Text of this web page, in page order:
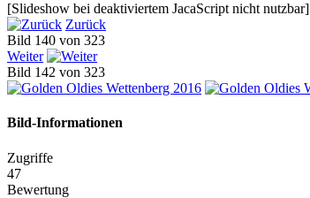
[Slideshow bei deaktiviertem JacaScript nicht nutzbar]
Zurück
Bild 140 von 323
Weiter
Bild 142 von 323
Bild-Informationen
Zugriffe
47
Bewertung